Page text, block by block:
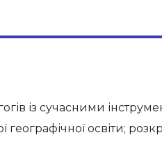
із сучасними
освіти;